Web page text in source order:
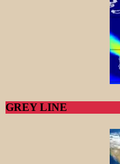
GREY LINE